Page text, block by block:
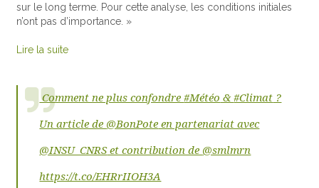
sur le long terme. Pour cette analyse, les conditions initiales
n’ont pas d’importance. »
Lire la suite
Comment ne plus confondre#Météo &#Climat ?
Un article de @BonPote en partenariat avec
@INSU_CNRSet contribution de @smlmrn
https://t.co/EHRrIIOH3A